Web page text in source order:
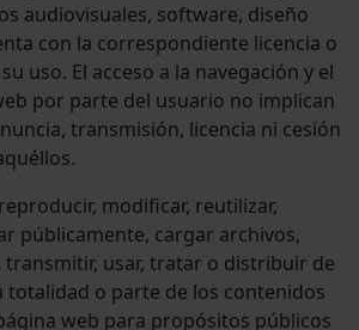
audiovisuales, software, diseño
con la correspondiente licencia o
uso. El acceso a la navegación y el
por parte del usuario no implican
transmisión, licencia ni cesión
modificar, reutilizar,
públicamente, cargar archivos,
usar, tratar o distribuir de
totalidad o parte de los contenidos
web para propósitos públicos